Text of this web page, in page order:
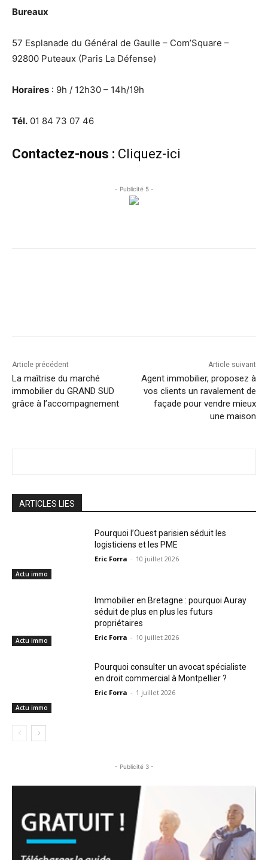
Bureaux
57 Esplanade du Général de Gaulle – Com’Square –
92800 Puteaux (Paris La Défense)
Horaires : 9h / 12h30 – 14h/19h
Tél. 01 84 73 07 46
Contactez-nous : Cliquez-ici
- Publicité 5 -
Article précédent
La maîtrise du marché
immobilier du GRAND SUD
grâce à l’accompagnement
Article suivant
Agent immobilier, proposez à
vos clients un ravalement de
façade pour vendre mieux
une maison
ARTICLES LIES
Actu immo
Pourquoi l’Ouest parisien séduit les
logisticiens et les PME
Eric Forra - 10 juillet 2026
Actu immo
Immobilier en Bretagne : pourquoi Auray
séduit de plus en plus les futurs
propriétaires
Eric Forra - 10 juillet 2026
Actu immo
Pourquoi consulter un avocat spécialiste
en droit commercial à Montpellier ?
Eric Forra - 1 juillet 2026
- Publicité 3 -